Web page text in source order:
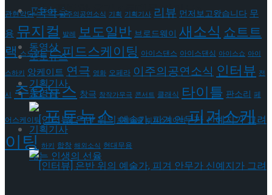
포토뉴스
동영상
기획기사
나는 특별한 휴가 <동대문 바이브>
포토뉴스
동영상
기획기사
관현악단 국악 금주의공연소식 기획 기획기사 리뷰 먼저보고왔습니다 무
용 뮤지컬 발레 보도일반 브로드웨이 새소식쇼트트
랙 스노보드 스피드스케이팅 아이스댄스 아이스댄싱 아이스쇼 아이
스하키 앙케이트 연극 영화 오페라 이주의공연소식 인터뷰 전
시 주요뉴스 창극 창작가무극 콘서트 클래식 타이틀 판소리 페
어스케이팅 포토뉴스 프레스콜 피겨스케이티 피겨스케
이팅 하키 합창 해외소식 현대무용